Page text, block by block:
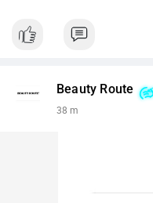
Beauty Route
38 m